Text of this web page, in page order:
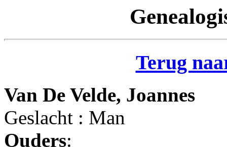
Terug
Van De Velde, Joannes
Geslacht : Man
Ouders: